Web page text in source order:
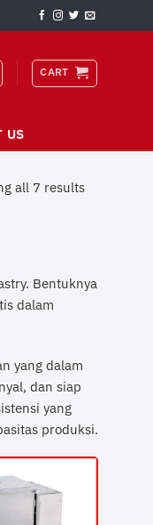
CART
US
all 7 results
Bentuknya
dalam
yang dalam
dan siap
yang
produksi.